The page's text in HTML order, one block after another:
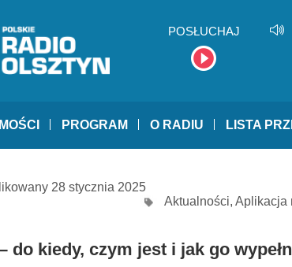
POSŁUCHAJ
PROGRAM O RADIU LISTA
28 stycznia 2025
Aktualności, Aplikacja
do kiedy, czym jest i jak go